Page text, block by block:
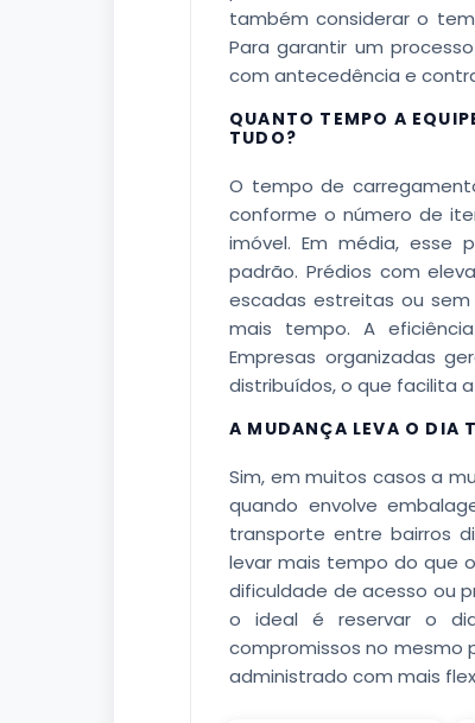
também considerar o
Para garantir um
com antecedência e
QUANTO TEMPO A
TUDO?
O tempo de
conforme o número de
imóvel. Em média, esse
padrão. Prédios com
escadas estreitas ou
mais tempo. A
Empresas organizadas
distribuídos, o que facilita
A MUDANÇA LEVA O DIA
Sim, em muitos casos a
quando envolve
transporte entre bairros
levar mais tempo do que
dificuldade de acesso ou
o ideal é reservar o
compromissos no mesmo
administrado com mais